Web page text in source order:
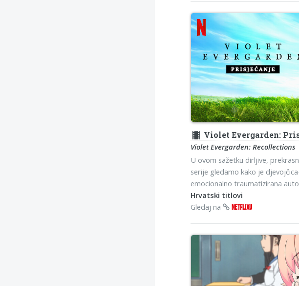
theaters Violet Evergarden:
Violet Evergarden: Recollections
U ovom sažetku dirljive,
serije gledamo kako je
emocionalno traumatizirana
Hrvatski titlovi
Gledaj na
NETFLIXU